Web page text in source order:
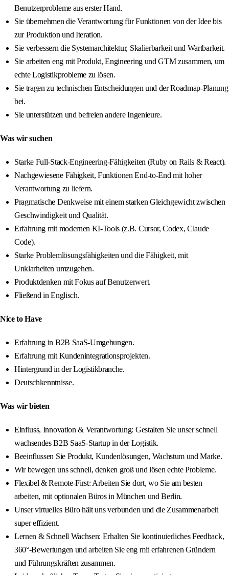
Benutzerprobleme aus erster Hand.
Sie übernehmen die Verantwortung für Funktionen von der Idee bis
zur Produktion und Iteration.
Sie verbessern die Systemarchitektur, Skalierbarkeit und Wartbarkeit.
Sie arbeiten eng mit Produkt, Engineering und GTM zusammen, um
echte Logistikprobleme zu lösen.
Sie tragen zu technischen Entscheidungen und der Roadmap-Planung
bei.
Sie unterstützen und befreien andere Ingenieure.
Was wir suchen
Starke Full-Stack-Engineering-Fähigkeiten (Ruby on Rails & React).
Nachgewiesene Fähigkeit, Funktionen End-to-End mit hoher
Verantwortung zu liefern.
Pragmatische Denkweise mit einem starken Gleichgewicht zwischen
Geschwindigkeit und Qualität.
Erfahrung mit modernen KI-Tools (z.B. Cursor, Codex, Claude
Code).
Starke Problemlösungsfähigkeiten und die Fähigkeit, mit
Unklarheiten umzugehen.
Produktdenken mit Fokus auf Benutzerwert.
Fließend in Englisch.
Nice to Have
Erfahrung in B2B SaaS-Umgebungen.
Erfahrung mit Kundenintegrationsprojekten.
Hintergrund in der Logistikbranche.
Deutschkenntnisse.
Was wir bieten
Einfluss, Innovation & Verantwortung: Gestalten Sie unser schnell
wachsendes B2B SaaS-Startup in der Logistik.
Beeinflussen Sie Produkt, Kundenlösungen, Wachstum und Marke.
Wir bewegen uns schnell, denken groß und lösen echte Probleme.
Flexibel & Remote-First: Arbeiten Sie dort, wo Sie am besten
arbeiten, mit optionalen Büros in München und Berlin.
Unser virtuelles Büro hält uns verbunden und die Zusammenarbeit
super effizient.
Lernen & Schnell Wachsen: Erhalten Sie kontinuierliches Feedback,
360°-Bewertungen und arbeiten Sie eng mit erfahrenen Gründern
und Führungskräften zusammen.